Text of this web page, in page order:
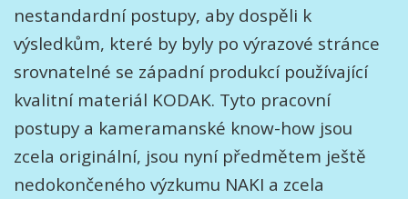
nestandardní postupy, aby dospěli k
výsledkům, které by byly po výrazové stránce
srovnatelné se západní produkcí používající
kvalitní materiál KODAK. Tyto pracovní
postupy a kameramanské know-how jsou
zcela originální, jsou nyní předmětem ještě
nedokončeného výzkumu NAKI a zcela